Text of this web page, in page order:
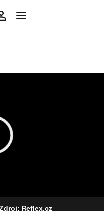
Reflex.cz